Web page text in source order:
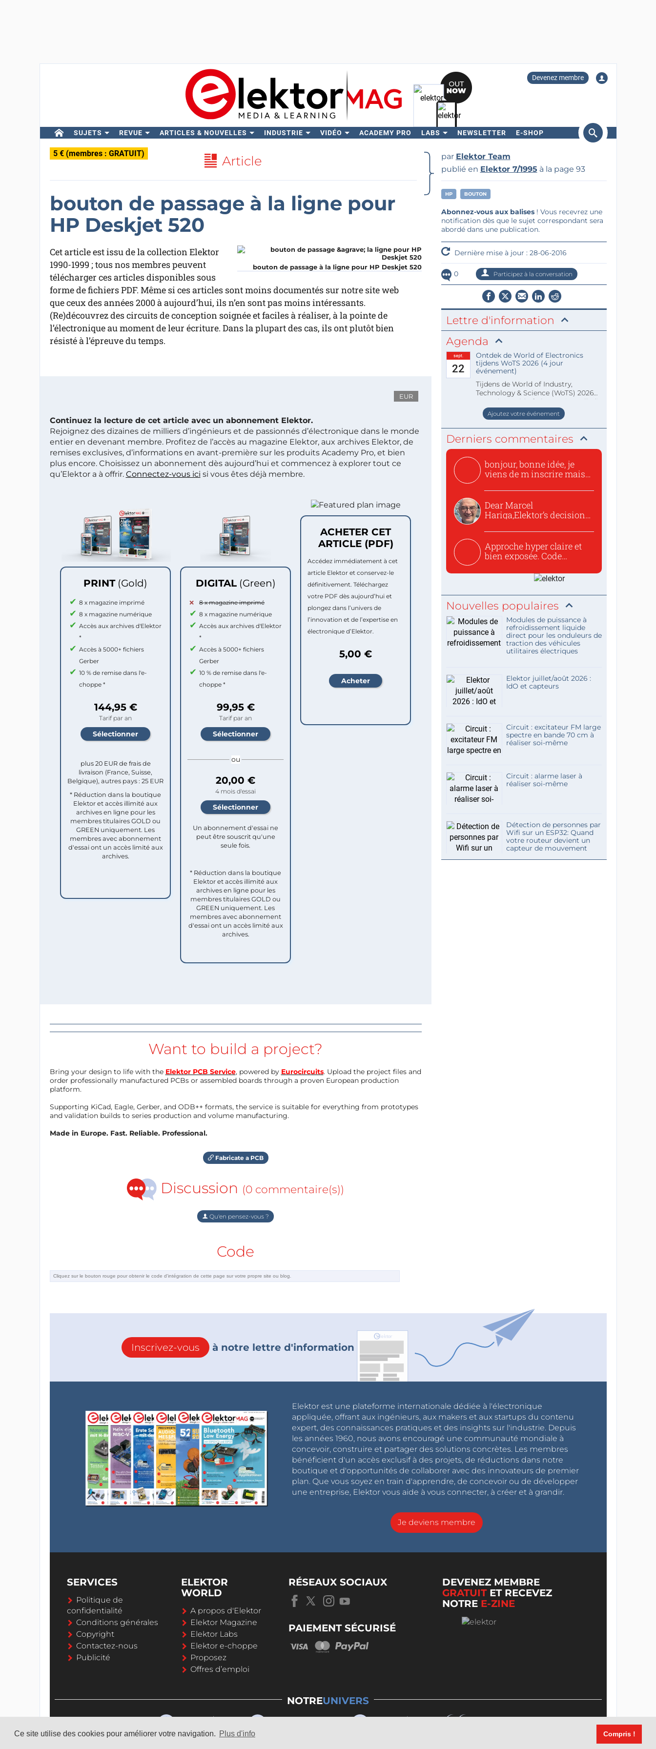
Ce site utilise des cookies pour améliorer votre navigation. Plus d'info Compris !
Devenez membre
SUJETS REVUE ARTICLES & NOUVELLES INDUSTRIE VIDÉO ACADEMY PRO LABS NEWSLETTER E-SHOP
Rechercher
5 € (membres : GRATUIT) Article
bouton de passage à la ligne pour
HP Deskjet 520
bouton de passage à la ligne pour HP Deskjet 520
Cet article est issu de la collection Elektor
1990-1999 ; tous nos membres peuvent
télécharger ces articles disponibles sous
forme de fichiers PDF. Même si ces articles sont moins documentés sur notre site web
que ceux des années 2000 à aujourd’hui, ils n’en sont pas moins intéressants.
(Re)découvrez des circuits de conception soignée et faciles à réaliser, à la pointe de
l’électronique au moment de leur écriture. Dans la plupart des cas, ils ont plutôt bien
résisté à l’épreuve du temps.
EUR
Continuez la lecture de cet article avec un abonnement Elektor.
Rejoignez des dizaines de milliers d’ingénieurs et de passionnés d’électronique dans le monde
entier en devenant membre. Profitez de l’accès au magazine Elektor, aux archives Elektor, de
remises exclusives, d’informations en avant-première sur les produits Academy Pro, et bien
plus encore. Choisissez un abonnement dès aujourd’hui et commencez à explorer tout ce
qu’Elektor a à offrir. Connectez-vous ici si vous êtes déjà membre.
PRINT (Gold)
8 x magazine imprimé
8 x magazine numérique
Accès aux archives d'Elektor
*
Accès à 5000+ fichiers
Gerber
10 % de remise dans l'e-
choppe *
144,95 €
Tarif par an
plus 20 EUR de frais de
livraison (France, Suisse,
Belgique), autres pays : 25 EUR
* Réduction dans la boutique
Elektor et accès illimité aux
archives en ligne pour les
membres titulaires GOLD ou
GREEN uniquement. Les
membres avec abonnement
d'essai ont un accès limité aux
archives.
DIGITAL (Green)
8 x magazine imprimé
8 x magazine numérique
Accès aux archives d'Elektor
*
Accès à 5000+ fichiers
Gerber
10 % de remise dans l'e-
choppe *
99,95 €
Tarif par an
ou
20,00 €
4 mois d'essai
Un abonnement d'essai ne
peut être souscrit qu'une
seule fois.​
* Réduction dans la boutique
Elektor et accès illimité aux
archives en ligne pour les
membres titulaires GOLD ou
GREEN uniquement. Les
membres avec abonnement
d'essai ont un accès limité aux
archives.
ACHETER CET
ARTICLE (PDF)
Accédez immédiatement à cet
article Elektor et conservez-le
définitivement. Téléchargez
votre PDF dès aujourd’hui et
plongez dans l’univers de
l’innovation et de l’expertise en
électronique d’Elektor.
5,00 €
Want to build a project?
Bring your design to life with the Elektor PCB Service, powered by Eurocircuits. Upload the project files and
order professionally manufactured PCBs or assembled boards through a proven European production
platform.
Supporting KiCad, Eagle, Gerber, and ODB++ formats, the service is suitable for everything from prototypes
and validation builds to series production and volume manufacturing.
Made in Europe. Fast. Reliable. Professional.
Fabricate a PCB
Discussion (0 commentaire(s))
Qu'en pensez-vous ?
Code
par Elektor Team
publié en Elektor 7/1995 à la page 93
HP BOUTON
Abonnez-vous aux balises! Vous recevrez une
notification dès que le sujet correspondant sera
abordé dans une publication.
Dernière mise à jour : 28-06-2016
0 Participez à la conversation
Lettre d'information
Agenda
sept.
22
Ontdek de World of Electronics
tijdens WoTS 2026 (4 jour
événement)
Tijdens de World of Industry,
Technology & Science (WoTS) 2026
staat de World of Electronics volledi
Ajoutez votre événement
Derniers commentaires
bonjour, bonne idée, je
viens de m inscrire mais
Dear Marcel
Hariga,Elektor’s decision
Approche hyper claire et
bien exposée. Code
Nouvelles populaires
Modules de puissance à
refroidissement liquide
direct pour les onduleurs de
traction des véhicules
utilitaires électriques
Elektor juillet/août 2026 :
IdO et capteurs
Circuit : excitateur FM large
spectre en bande 70 cm à
réaliser soi-même
Circuit : alarme laser à
réaliser soi-même
Détection de personnes par
Wifi sur un ESP32: Quand
votre routeur devient un
capteur de mouvement
Inscrivez-vous à notre lettre d'information
Elektor est une plateforme internationale dédiée à l'électronique
appliquée, offrant aux ingénieurs, aux makers et aux startups du contenu
expert, des connaissances pratiques et des insights sur l'industrie. Depuis
les années 1960, nous avons encouragé une communauté mondiale à
concevoir, construire et partager des solutions concrètes. Les membres
bénéficient d'un accès exclusif à des projets, de réductions dans notre
boutique et d'opportunités de collaborer avec des innovateurs de premier
plan. Que vous soyez en train d'apprendre, de concevoir ou de développer
une entreprise, Elektor vous aide à vous connecter, à créer et à grandir.
Je deviens membre
SERVICES
Politique de
confidentialité
Conditions générales
Copyright
Contactez-nous
Publicité
ELEKTOR
WORLD
A propos d'Elektor
Elektor Magazine
Elektor Labs
Elektor e-choppe
Proposez
Offres d’emploi
RÉSEAUX SOCIAUX
PAIEMENT SÉCURISÉ
DEVENEZ MEMBRE
GRATUITET RECEVEZ
NOTRE E-ZINE
NOTREUNIVERS